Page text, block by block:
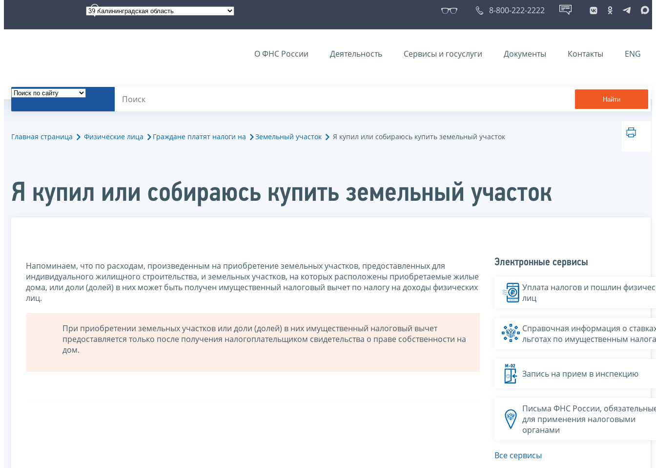
8-800-222-2222
О ФНС России Деятельность Сервисы и госуслуги Документы Контакты ENG
Найти
Главная страница Физические лица Граждане платят налоги на Земельный участок Я купил или собираюсь купить земельный участок
Я купил или собираюсь купить земельный участок
Напоминаем, что по расходам, произведенным на приобретение земельных участков, предоставленных для
индивидуального жилищного строительства, и земельных участков, на которых расположены приобретаемые жилые
дома, или доли (долей) в них может быть получен имущественный налоговый вычет по налогу на доходы физических
лиц.
При приобретении земельных участков или доли (долей) в них имущественный налоговый вычет
предоставляется только после получения налогоплательщиком свидетельства о праве собственности на
дом.
Электронные сервисы
Уплата налогов и пошлин
лиц
Справочная информация о
льготах по имущественным
Запись на прием в инспекцию
Письма ФНС России,
для применения налоговыми
органами
Все сервисы